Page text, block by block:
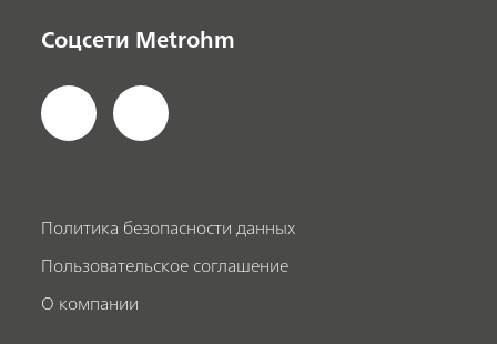
Соцсети Metrohm
Политика безопасности данных
Пользовательское соглашение
О компании